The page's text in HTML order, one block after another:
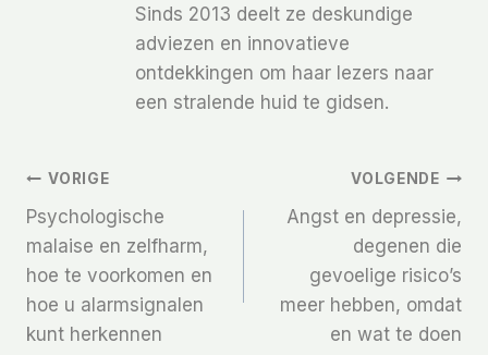
Sinds 2013 deelt ze deskundige
adviezen en innovatieve
ontdekkingen om haar lezers naar
een stralende huid te gidsen.
Bericht
Navigatie
VORIGE
Psychologische
malaise en zelfharm,
hoe te voorkomen en
hoe u alarmsignalen
kunt herkennen
VOLGENDE
Angst en depressie,
degenen die
gevoelige risico’s
meer hebben, omdat
en wat te doen